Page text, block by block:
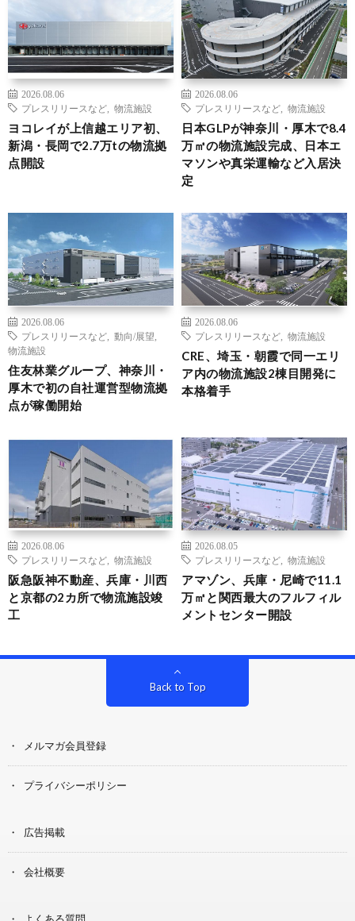
2026.08.06
プレスリリースなど
物流施設
ヨコレイが上信越エリア初、
新潟・長岡で2.7万tの物流拠
点開設
2026.08.06
プレスリリースなど
物流施設
日本GLPが神奈川・厚木で8.4
万㎡の物流施設完成、日本エ
マソンや真栄運輸など入居決
定
2026.08.06
プレスリリースなど
動向/展望
物流施設
住友林業グループ、神奈川・
厚木で初の自社運営型物流拠
点が稼働開始
2026.08.06
プレスリリースなど
物流施設
CRE、埼玉・朝霞で同一エリ
ア内の物流施設2棟目開発に
本格着手
2026.08.06
プレスリリースなど
物流施設
阪急阪神不動産、兵庫・川西
と京都の2カ所で物流施設竣
工
2026.08.05
プレスリリースなど
物流施設
アマゾン、兵庫・尼崎で11.1
万㎡と関西最大のフルフィル
メントセンター開設
Back to Top
メルマガ会員登録
プライバシーポリシー
広告掲載
会社概要